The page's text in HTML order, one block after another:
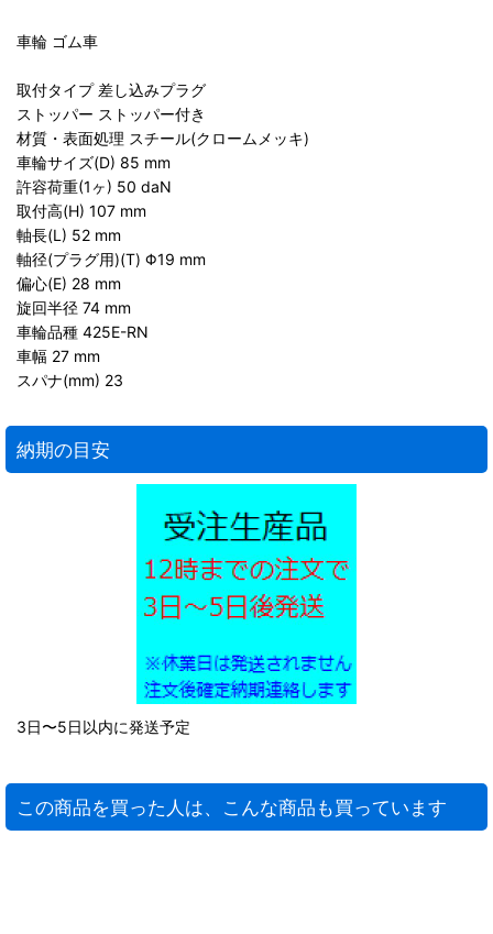
車輪 ゴム車
取付タイプ 差し込みプラグ
ストッパー ストッパー付き
材質・表面処理 スチール(クロームメッキ)
車輪サイズ(D) 85 mm
許容荷重(1ヶ) 50 daN
取付高(H) 107 mm
軸長(L) 52 mm
軸径(プラグ用)(T) Φ19 mm
偏心(E) 28 mm
旋回半径 74 mm
車輪品種 425E-RN
車幅 27 mm
スパナ(mm) 23
納期の目安
3日〜5日以内に発送予定
この商品を買った人は、こんな商品も買っています